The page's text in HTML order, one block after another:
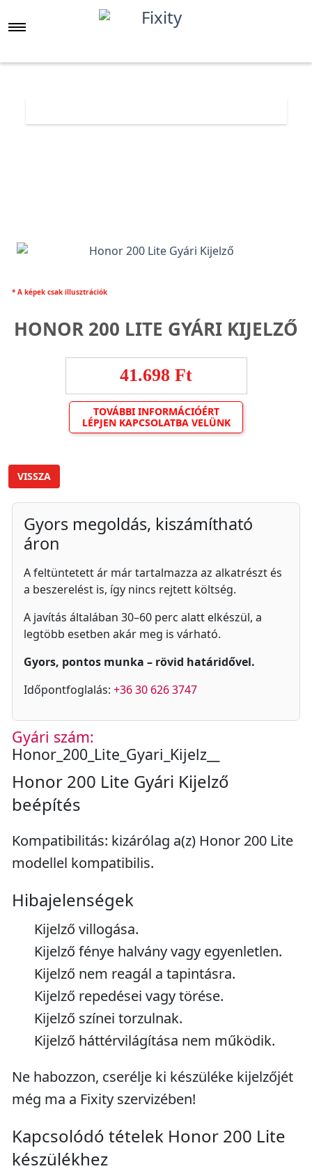
* A képek csak illusztrációk
HONOR 200 LITE GYÁRI KIJELZŐ
41.698 Ft
TOVÁBBI INFORMÁCIÓÉRT
LÉPJEN KAPCSOLATBA VELÜNK
VISSZA
Gyors megoldás, kiszámítható
áron
A feltüntetett ár már tartalmazza az alkatrészt és
a beszerelést is, így nincs rejtett költség.
A javítás általában 30–60 perc alatt elkészül, a
legtöbb esetben akár meg is várható.
Gyors, pontos munka – rövid határidővel.
Időpontfoglalás: +36 30 626 3747
Gyári szám:
Honor_200_Lite_Gyari_Kijelz__
Honor 200 Lite Gyári Kijelző
beépítés
Kompatibilitás: kizárólag a(z) Honor 200 Lite
modellel kompatibilis.
Hibajelenségek
Kijelző villogása.
Kijelző fénye halvány vagy egyenletlen.
Kijelző nem reagál a tapintásra.
Kijelző repedései vagy törése.
Kijelző színei torzulnak.
Kijelző háttérvilágítása nem működik.
Ne habozzon, cserélje ki készüléke kijelzőjét
még ma a Fixity szervizében!
Kapcsolódó tételek Honor 200 Lite
készülékhez